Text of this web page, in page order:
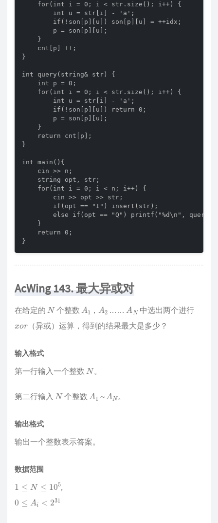
    for(int i = 0; i < str.size(); i++) {
        int u = str[i] - 'a';
        if(!son[p][u]) son[p][u] = ++idx;
        p = son[p][u];
    }
    cnt[p] ++;
}
int query(string& str) {
    int p = 0;
    for(int i = 0; i < str.size(); i++) {
        int u = str[i] - 'a';
        if(!son[p][u]) return 0;
        p = son[p][u];
    }
    return cnt[p];
}
int main(){
    cin >> n;
    string opt, str;
    for(int i = 0; i < n; i++) {
        cin >> opt >> str;
        if(opt == "I") insert(str);
else if(opt == "Q") printf("%d\n",
    }
    return 0;
}
AcWing 143. 最大异或对
在给定的 N个整数 A1 ， A2 …… AN 中选出两个进行
（异或）运算，得到的结果最大是多少？
输入格式
第一行输入一个整数 N。
第二行输入 N个整数 ～
A1 A 。
输出格式
输出一个整数表示答案。
数据范围
1 N ≤10 5 ,
0 A <2